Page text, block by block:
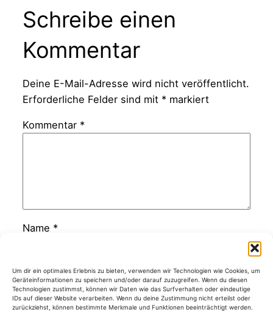
Um dir ein optimales Erlebnis zu bieten, verwenden wir Technologien wie Cookies, um
Geräteinformationen zu speichern und/oder darauf zuzugreifen. Wenn du diesen
Technologien zustimmst, können wir Daten wie das Surfverhalten oder eindeutige
IDs auf dieser Website verarbeiten. Wenn du deine Zustimmung nicht erteilst oder
zurückziehst, können bestimmte Merkmale und Funktionen beeinträchtigt werden.
Schreibe einen
Kommentar
Deine E-Mail-Adresse wird nicht veröffentlicht.
Erforderliche Felder sind mit *markiert
Kommentar *
Name *
E-Mail-Adresse*